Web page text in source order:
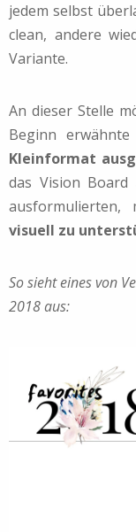
jedem selbst
clean, andere
Variante.
An dieser Stelle
Beginn erwähnte
Kleinformat
das Vision
visuell zu
So sieht eines von
2018 aus: